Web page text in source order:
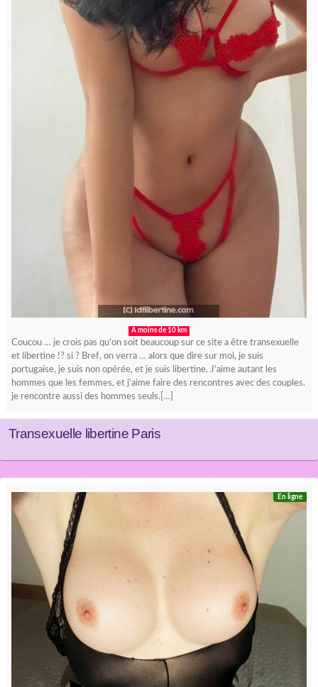
A moins de 10 km
Coucou … je crois pas qu’on soit beaucoup sur ce site a être transexuelle
et libertine !? si ? Bref, on verra … alors que dire sur moi, je suis
portugaise, je suis non opérée, et je suis libertine. J’aime autant les
hommes que les femmes, et j’aime faire des rencontres avec des couples.
je rencontre aussi des hommes seuls.[…]
Transexuelle libertine Paris
En ligne